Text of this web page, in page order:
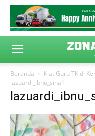
Beranda
Kiat Guru TK di
lazuardi_ibnu_sina1